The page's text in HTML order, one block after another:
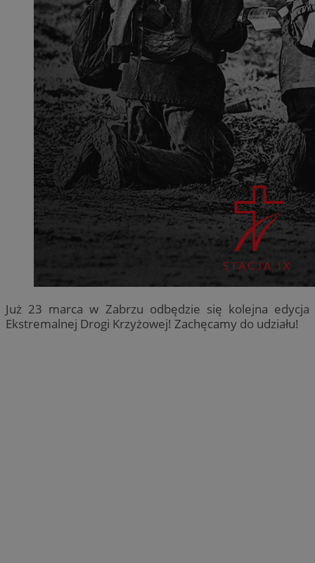
Już 23 marca w Zabrzu odbędzie się kolejna edycja
Ekstremalnej Drogi Krzyżowej! Zachęcamy do udziału!